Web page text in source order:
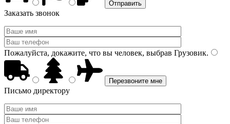
Заказать звонок
Пожалуйста, докажите, что вы человек, выбрав Грузовик.
Письмо директору